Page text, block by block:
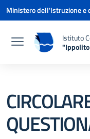
Vai ai contenuti
Vai al menu di navigazione
Vai al footer
Ministero dell'Istruzione e
Istituto